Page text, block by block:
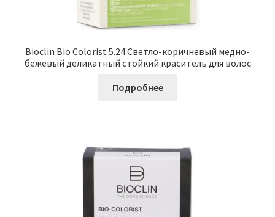
Bioclin Bio Colorist 5.24 Светло-коричневый медно-
бежевый деликатный стойкий краситель для волос
Подробнее